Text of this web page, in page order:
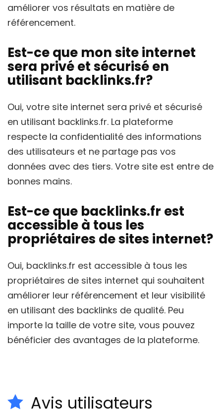
améliorer vos résultats en matière de
référencement.
Est-ce que mon site internet
sera privé et sécurisé en
utilisant backlinks.fr?
Oui, votre site internet sera privé et sécurisé
en utilisant backlinks.fr. La plateforme
respecte la confidentialité des informations
des utilisateurs et ne partage pas vos
données avec des tiers. Votre site est entre de
bonnes mains.
Est-ce que backlinks.fr est
accessible à tous les
propriétaires de sites internet?
Oui, backlinks.fr est accessible à tous les
propriétaires de sites internet qui souhaitent
améliorer leur référencement et leur visibilité
en utilisant des backlinks de qualité. Peu
importe la taille de votre site, vous pouvez
bénéficier des avantages de la plateforme.
Avis utilisateurs